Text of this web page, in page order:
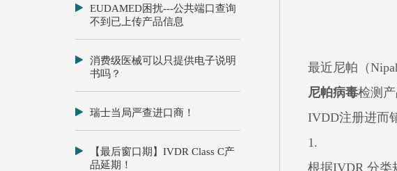
EUDAMED困扰---公共端口查询
不到已上传产品信息
消费级医械可以只提供电子说明
书吗？
瑞士当局严查进口商！
【最后窗口期】IVDR Class C产
品延期！
最近尼帕（
尼帕病毒检测
IVDD注册进而
1.
根据IVDR分类